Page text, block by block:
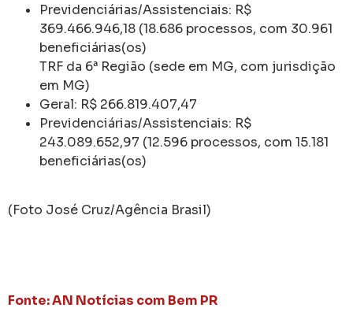
Previdenciárias/Assistenciais: R$
369.466.946,18 (18.686 processos, com 30.961
beneficiárias(os)
TRF da 6ª Região (sede em MG, com jurisdição
em MG)
Geral: R$ 266.819.407,47
Previdenciárias/Assistenciais: R$
243.089.652,97 (12.596 processos, com 15.181
beneficiárias(os)
(Foto José Cruz/Agência Brasil)
Fonte: AN Notícias com Bem PR